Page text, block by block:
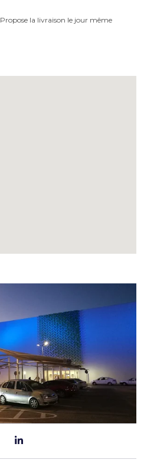
Propose la livraison le jour même